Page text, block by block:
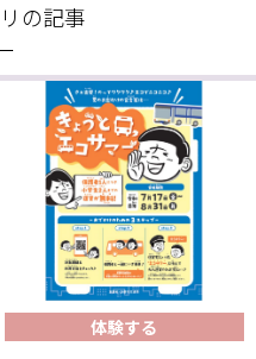
の記事
体験する